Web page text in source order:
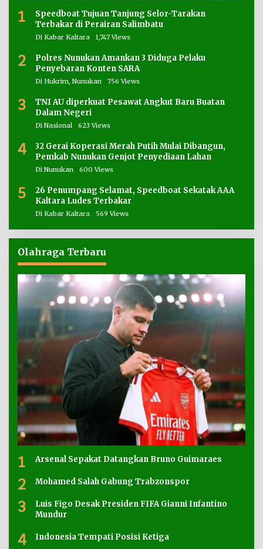
1
Speedboat Tujuan Tanjung Selor-Tarakan
Terbakar di Perairan Salimbatu
Di Kabar Kaltara 1,747 Views
2
Polres Nunukan Amankan 3 Diduga Pelaku
Penyebaran Konten SARA
Di Hukrim, Nunukan 756 Views
3
TNI AU diperkuat Pesawat Angkut Baru Buatan
Dalam Negeri
Di Nasional 623 Views
4
32 Gerai Koperasi Merah Putih Mulai Dibangun,
Pemkab Nunukan Genjot Penyediaan Lahan
Di Nunukan 600 Views
5
26 Penumpang Selamat, Speedboat Sekatak AAA
Kaltara Ludes Terbakar
Di Kabar Kaltara 569 Views
Olahraga Terbaru
1 Arsenal Sepakat Datangkan Bruno Guimaraes
2 Mohamed Salah Gabung Trabzonspor
3
Luis Figo Desak Presiden FIFA Gianni Infantino
Mundur
4 Indonesia Tempati Posisi Ketiga